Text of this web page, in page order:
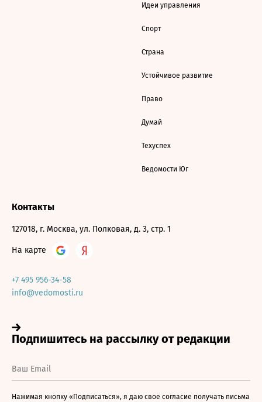
Идеи управления
Спорт
Страна
Устойчивое развитие
Право
Думай
Техуспех
Ведомости Юг
Контакты
127018, г. Москва, ул. Полковая, д. 3, стр. 1
На карте
+7 495 956-34-58
info@vedomosti.ru
Нажимая кнопку «Подписаться», я даю свое согласие получать письма